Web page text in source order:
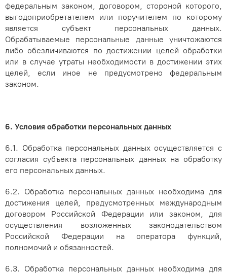
федеральным законом, договором, стороной которого,
выгодоприобретателем или поручителем по которому
является субъект персональных данных.
Обрабатываемые персональные данные уничтожаются
либо обезличиваются по достижении целей обработки
или в случае утраты необходимости в достижении этих
целей, если иное не предусмотрено федеральным
законом.
6. Условия обработки персональных данных
6.1. Обработка персональных данных осуществляется с
согласия субъекта персональных данных на обработку
его персональных данных.
6.2. Обработка персональных данных необходима для
достижения целей, предусмотренных международным
договором Российской Федерации или законом, для
осуществления возложенных законодательством
Российской Федерации на оператора функций,
полномочий и обязанностей.
6.3. Обработка персональных данных необходима для